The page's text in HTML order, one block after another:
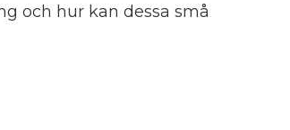
och hur kan dessa små